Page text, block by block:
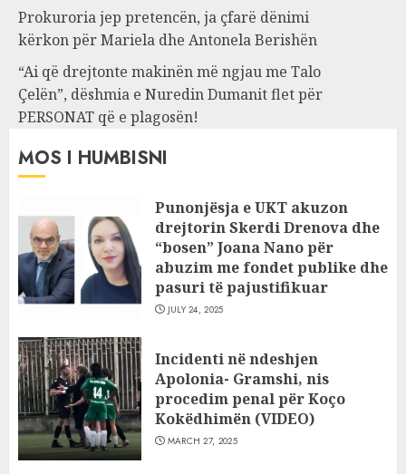
Prokuroria jep pretencën, ja çfarë dënimi
kërkon për Mariela dhe Antonela Berishën
“Ai që drejtonte makinën më ngjau me Talo
Çelën”, dëshmia e Nuredin Dumanit flet për
PERSONAT që e plagosën!
MOS I HUMBISNI
Punonjësja e UKT akuzon
drejtorin Skerdi Drenova dhe
“bosen” Joana Nano për
abuzim me fondet publike dhe
pasuri të pajustifikuar
JULY 24, 2025
Incidenti në ndeshjen
Apolonia- Gramshi, nis
procedim penal për Koço
Kokëdhimën (VIDEO)
MARCH 27, 2025